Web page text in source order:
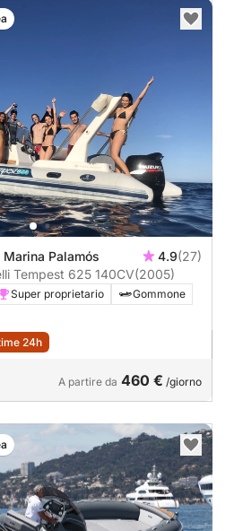
Palamós 4.9(27)
Gommone Capelli Capelli Tempest 625 140CV(2005)
Super proprietario
Gommone
24h
A partire da 460 € /giorno